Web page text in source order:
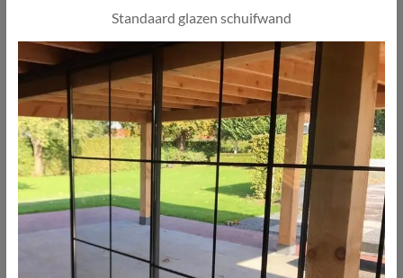
Standaard glazen schuifwand